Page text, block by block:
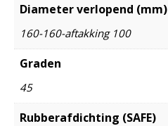
Diameter verlopend (mm)
160-160-aftakking 100
Graden
45
Rubberafdichting (SAFE)